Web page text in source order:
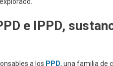
e IPPD,
a los PPD, una familia de